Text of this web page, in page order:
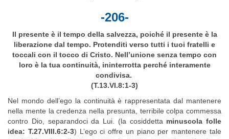
-206-
Il presente è il tempo della salvezza, poiché il presente è la
liberazione dal tempo. Protenditi verso tutti i tuoi fratelli e
toccali con il tocco di Cristo. Nell’unione senza tempo con
loro è la tua continuità, ininterrotta perché interamente
condivisa.
(T.13.VI.8:1-3)
Nel mondo dell’ego la continuità è rappresentata dal mantenere
nella mente la credenza nella presunta, terribile colpa commessa
contro Dio, separandoci da Lui. (la cosiddetta minuscola folle
idea: T.27.VIII.6:2-3) L’ego ci offre un piano per mantenere tale